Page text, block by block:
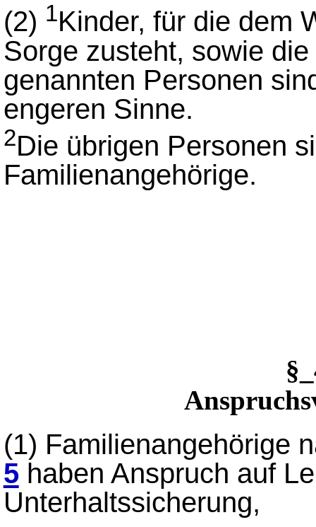
(2) 1Kinder, für die dem
Sorge zusteht, sowie
genannten Personen
engeren Sinne.
2Die übrigen Personen
Familienangehörige.
(1) Familienangehörige
5haben Anspruch auf
Unterhaltssicherung,